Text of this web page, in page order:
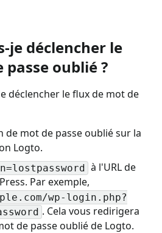
je déclencher le
oublié ?
déclencher le flux de mot de
de mot de passe oublié sur la
Logto.
à l'URL de
Par exemple,
wp-login.php?
. Cela vous redirigera
de passe oublié de Logto.